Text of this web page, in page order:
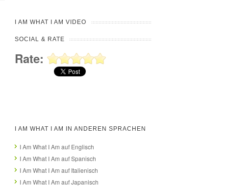
I AM WHAT I AM VIDEO
SOCIAL & RATE
Rate:
I AM WHAT I AM IN ANDEREN SPRACHEN
I Am What I Am auf Englisch
I Am What I Am auf Spanisch
I Am What I Am auf Italienisch
I Am What I Am auf Japanisch